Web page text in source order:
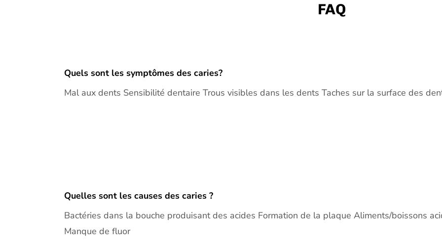
FAQ
Quels sont les symptômes des caries?
Mal aux dents Sensibilité dentaire Trous visibles dans les dents Taches sur la surface des
Quelles sont les causes des caries ?
Bactéries dans la bouche produisant des acides Formation de la plaque Aliments/boissons
Manque de fluor